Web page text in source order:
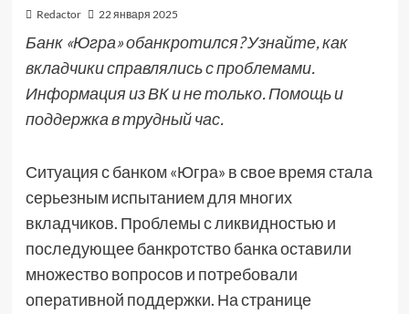
Redactor 22 января 2025
Банк «Югра» обанкротился? Узнайте, как
вкладчики справлялись с проблемами.
Информация из ВК и не только. Помощь и
поддержка в трудный час.
Ситуация с банком «Югра» в свое время стала
серьезным испытанием для многих
вкладчиков. Проблемы с ликвидностью и
последующее банкротство банка оставили
множество вопросов и потребовали
оперативной поддержки. На странице